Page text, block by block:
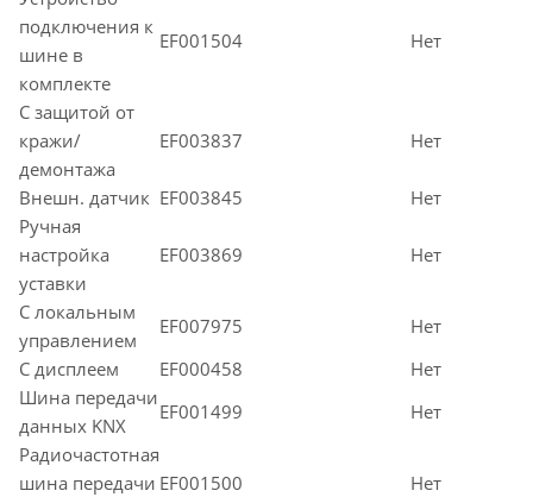
подключения к
шине в
комплекте
EF001504 Нет
С защитой от
кражи/
демонтажа
EF003837 Нет
Внешн. датчик EF003845
Нет
Ручная
настройка
уставки
EF003869 Нет
С локальным
управлением
EF007975
Нет
С дисплеем
EF000458
Нет
Шина передачи
данных KNX
EF001499
Нет
Радиочастотная
шина передачи EF001500 Нет